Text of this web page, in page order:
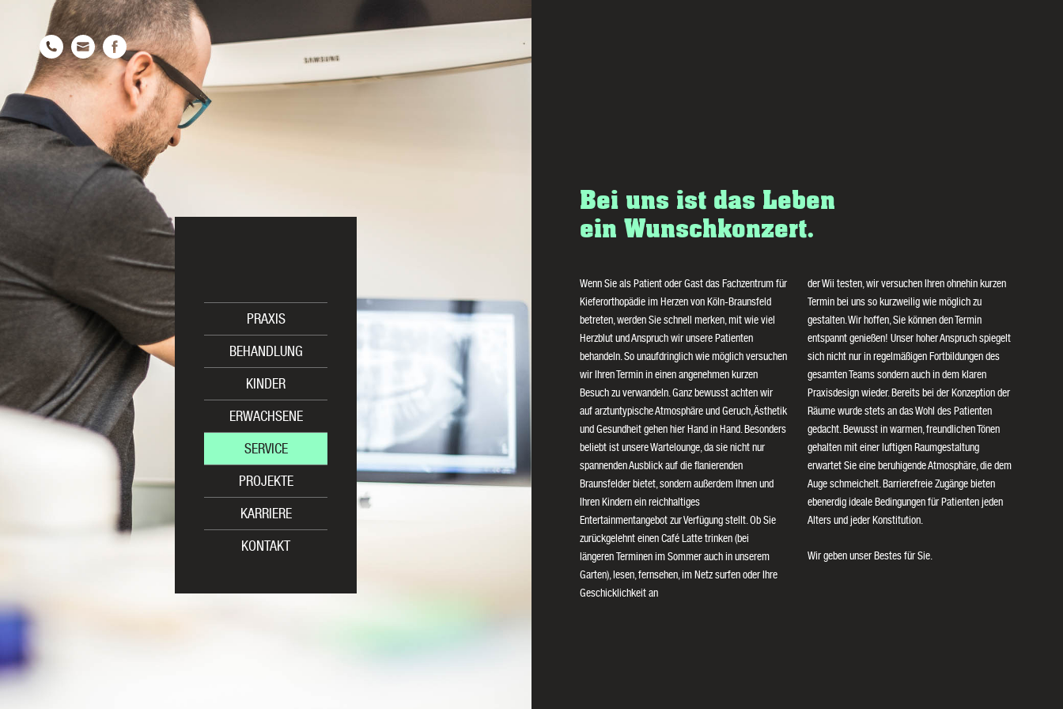
PRAXIS
BEHANDLUNG
KINDER
ERWACHSENE
SERVICE
PROJEKTE
KARRIERE
KONTAKT
Bei uns ist das Leben
ein Wunschkonzert.
Wenn Sie als Patient oder Gast das Fachzentrum für
Kieferorthopädie im Herzen von Köln-Braunsfeld
betreten, werden Sie schnell merken, mit wie viel
Herzblut und Anspruch wir unsere Patienten
behandeln. So unaufdringlich wie möglich versuchen
wir Ihren Termin in einen angenehmen kurzen
Besuch zu verwandeln. Ganz bewusst achten wir
auf arztuntypische Atmosphäre und Geruch, Ästhetik
und Gesundheit gehen hier Hand in Hand. Besonders
beliebt ist unsere Wartelounge, da sie nicht nur
spannenden Ausblick auf die flanierenden
Braunsfelder bietet, sondern außerdem Ihnen und
Ihren Kindern ein reichhaltiges
Entertainmentangebot zur Verfügung stellt. Ob Sie
zurückgelehnt einen Café Latte trinken (bei
längeren Terminen im Sommer auch in unserem
Garten), lesen, fernsehen, im Netz surfen oder Ihre
Geschicklichkeit an
der Wii testen, wir versuchen Ihren ohnehin kurzen
Termin bei uns so kurzweilig wie möglich zu
gestalten. Wir hoffen, Sie können den Termin
entspannt genießen! Unser hoher Anspruch spiegelt
sich nicht nur in regelmäßigen Fortbildungen des
gesamten Teams sondern auch in dem klaren
Praxisdesign wieder. Bereits bei der Konzeption der
Räume wurde stets an das Wohl des Patienten
gedacht. Bewusst in warmen, freundlichen Tönen
gehalten mit einer luftigen Raumgestaltung
erwartet Sie eine beruhigende Atmosphäre, die dem
Auge schmeichelt. Barrierefreie Zugänge bieten
ebenerdig ideale Bedingungen für Patienten jeden
Alters und jeder Konstitution.
Wir geben unser Bestes für Sie.